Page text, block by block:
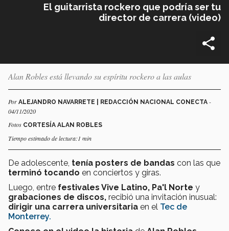
El guitarrista rockero que podría ser tu
director de carrera (video)
Alan Robles está llevando su espíritu rockero a las aulas
Por ALEJANDRO NAVARRETE | REDACCIÓN NACIONAL CONECTA -
04/11/2020
Fotos CORTESÍA ALAN ROBLES
Tiempo estimado de lectura:1 min
De adolescente, tenía posters de bandas con las que
terminó tocando en conciertos y giras.
Luego, entre festivales Vive Latino, Pa'l Norte y
grabaciones de discos, recibió una invitación inusual:
dirigir una carrera universitaria en el Tec de
Monterrey.